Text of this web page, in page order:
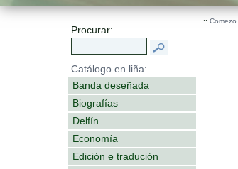
Procurar:
Catálogo en liña:
Banda deseñada
Biografías
Delfín
Economía
Edición e tradución
:: Comezo